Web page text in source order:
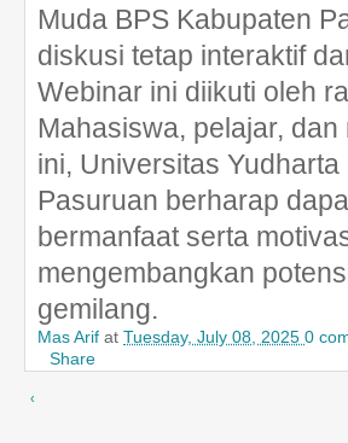
Muda BPS Kabupaten
diskusi tetap interaktif
Webinar ini diikuti oleh
Mahasiswa, pelajar,
ini, Universitas
Pasuruan berharap
bermanfaat serta
mengembangkan
gemilang.
Mas Arif at Tuesday, July 08, 2025 0
Share
‹